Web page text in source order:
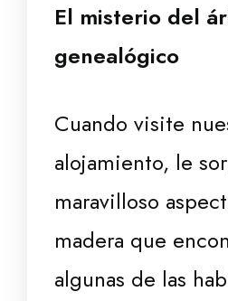
El misterio del
genealógico
Cuando visite
alojamiento, le
maravilloso
madera que
algunas de las